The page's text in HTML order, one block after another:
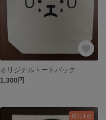
オリジナルトートバック
1,300円
残り1点